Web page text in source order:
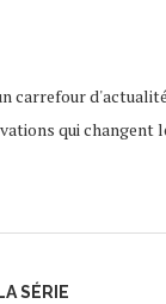
carrefour
qui changent
SÉRIE